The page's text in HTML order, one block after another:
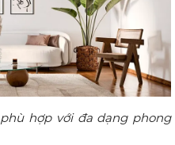
hợp với đa dạng phong